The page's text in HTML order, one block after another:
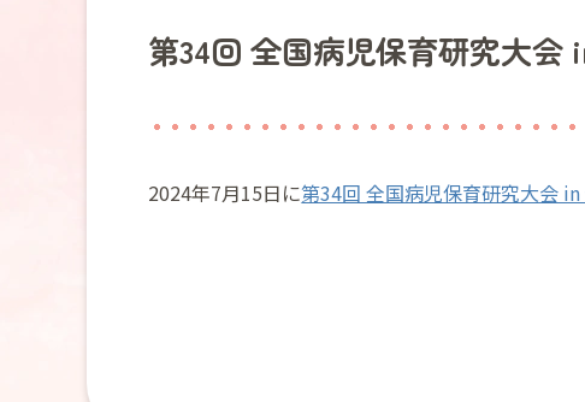
第34回 全国病児保育研究大会
2024年7月15日に第34回 全国病児保育研究大会 in